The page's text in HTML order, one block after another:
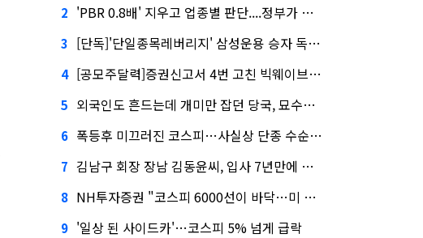
2 'PBR 0.8배' 지우고 업종별 판단....정부가 제시한 '주가 누르기' 방지법
3 [단독]'단일종목레버리지' 삼성운용 승자 독식...운용수익 미래에셋의 6배
4 [공모주달력]증권신고서 4번 고친 빅웨이브로보틱스, 수요예측
5 외국인도 흔드는데 개미만 잡던 당국, 묘수는 과다호가부담금?
6 폭등후 미끄러진 코스피…사실상 단종 수순 밟는 '단종레'
7 김남구 회장 장남 김동윤씨, 입사 7년만에 한투증권 임원 승진
8 NH투자증권 "코스피 6000선이 바닥…미 금리 안정 후 추가 회복"
9 '일상 된 사이드카'…코스피 5% 넘게 급락